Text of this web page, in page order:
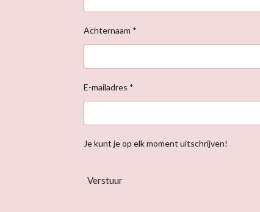
Achternaam *
E-mailadres *
Je kunt je op elk moment uitschrijven!
Verstuur